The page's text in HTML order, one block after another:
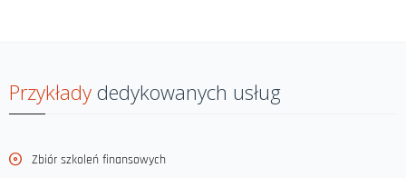
Przykłady dedykowanych usług
Zbiór szkoleń finansowych